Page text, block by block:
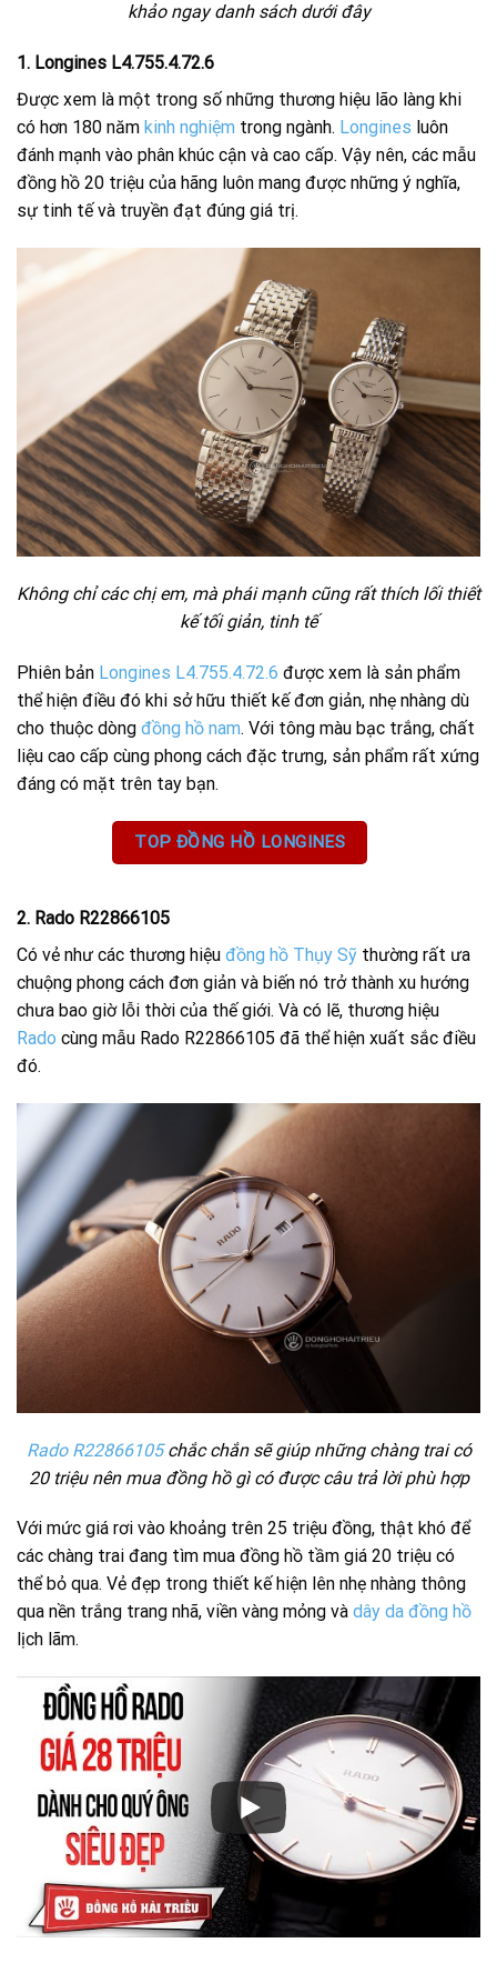
khảo ngay danh sách dưới đây
1. Longines L4.755.4.72.6
Được xem là một trong số những thương hiệu lão làng khi
có hơn 180 năm kinh nghiệm trong ngành. Longines luôn
đánh mạnh vào phân khúc cận và cao cấp. Vậy nên, các mẫu
đồng hồ 20 triệu của hãng luôn mang được những ý nghĩa,
sự tinh tế và truyền đạt đúng giá trị.
Không chỉ các chị em, mà phái mạnh cũng rất thích lối thiết
kế tối giản, tinh tế
Phiên bản Longines L4.755.4.72.6 được xem là sản phẩm
thể hiện điều đó khi sở hữu thiết kế đơn giản, nhẹ nhàng dù
cho thuộc dòng đồng hồ nam. Với tông màu bạc trắng, chất
liệu cao cấp cùng phong cách đặc trưng, sản phẩm rất xứng
đáng có mặt trên tay bạn.
TOP ĐỒNG HỒ LONGINES
2. Rado R22866105
Có vẻ như các thương hiệu đồng hồ Thụy Sỹ thường rất ưa
chuộng phong cách đơn giản và biến nó trở thành xu hướng
chưa bao giờ lỗi thời của thế giới. Và có lẽ, thương hiệu
Rado cùng mẫu Rado R22866105 đã thể hiện xuất sắc điều
đó.
Rado R22866105chắc chắn sẽ giúp những chàng trai có
20 triệu nên mua đồng hồ gì có được câu trả lời phù hợp
Với mức giá rơi vào khoảng trên 25 triệu đồng, thật khó để
các chàng trai đang tìm mua đồng hồ tầm giá 20 triệu có
thể bỏ qua. Vẻ đẹp trong thiết kế hiện lên nhẹ nhàng thông
qua nền trắng trang nhã, viền vàng mỏng và dây da đồng hồ
lịch lãm.